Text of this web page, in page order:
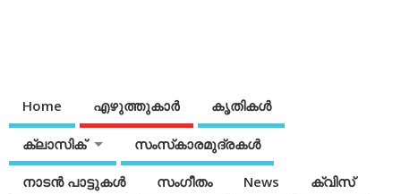
Home എഴുത്തുകാര്‍ കൃതികൾ
ക്ലാസിക് സംസ്‌കാരമുദ്രകള്‍
നാടന്‍ പാട്ടുകള്‍ സംഗീതം News ക്വിസ്